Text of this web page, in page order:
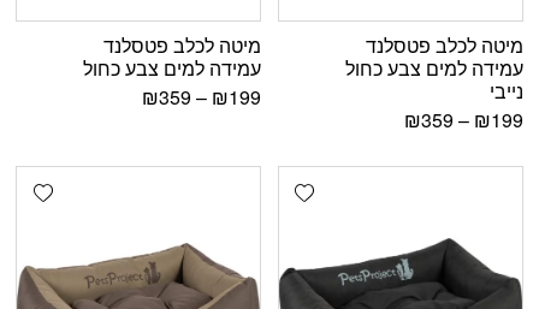
מיטה לכלב פטסלנד
עמידה למים צבע כחול
נייבי
₪199
–
₪359
מיטה לכלב פטסלנד
עמידה למים צבע כחול
₪199
–
₪359
Add wishlist